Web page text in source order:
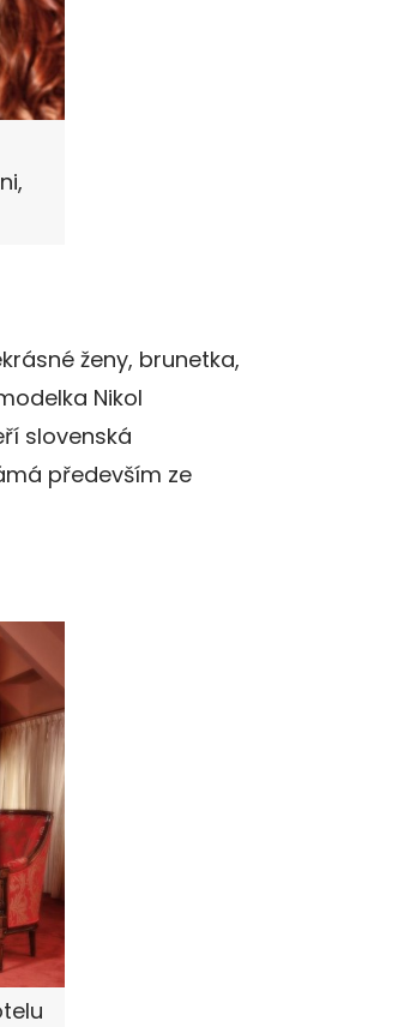
ženy, brunetka,
Nikol
slovenská
především ze